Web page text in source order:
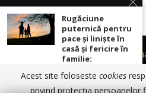
Contact
Politică de
TERMENI SI
Rugăciune
puternică pentru
pace şi linişte în
casă şi fericire în
familie:
Sunt 2 rugaciuni
Acest site foloseste cookies
privind protecția persoanelor